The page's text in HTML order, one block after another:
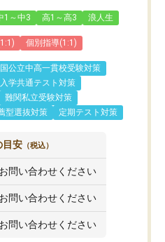
1～中3 高1～高3 浪人生
個別指導(1:1)
国公立中高一貫校受験対策
学共通テスト対策
難関私立受験対策
型選抜対策
定期テスト対策
目安 （税込）
問い合わせください
問い合わせください
問い合わせください